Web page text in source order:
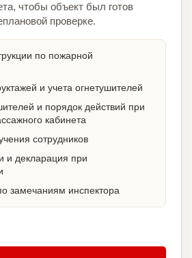
чтобы объект был готов
проверке.
по пожарной
и учета огнетушителей
и порядок действий при
кабинета
сотрудников
и декларация при
замечаниям инспектора